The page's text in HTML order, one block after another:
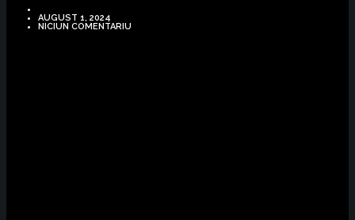
AUGUST 1, 2024
NICIUN COMENTARIU